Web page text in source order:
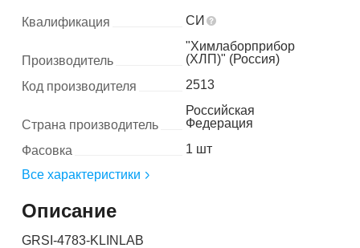
Квалификация СИ
Производитель
"Химлаборприбор
(ХЛП)" (Россия)
Код производителя
2513
Страна производитель
Российская
Федерация
Фасовка
1 шт
Все характеристики
Описание
GRSI-4783-KLINLAB